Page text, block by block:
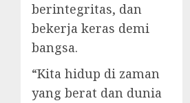
berintegritas, dan
bekerja keras demi
bangsa.
“Kita hidup di zaman
yang berat dan dunia